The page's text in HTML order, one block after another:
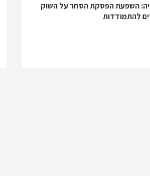
השפעת הפסקת הסחר על השוק
להתמודדות